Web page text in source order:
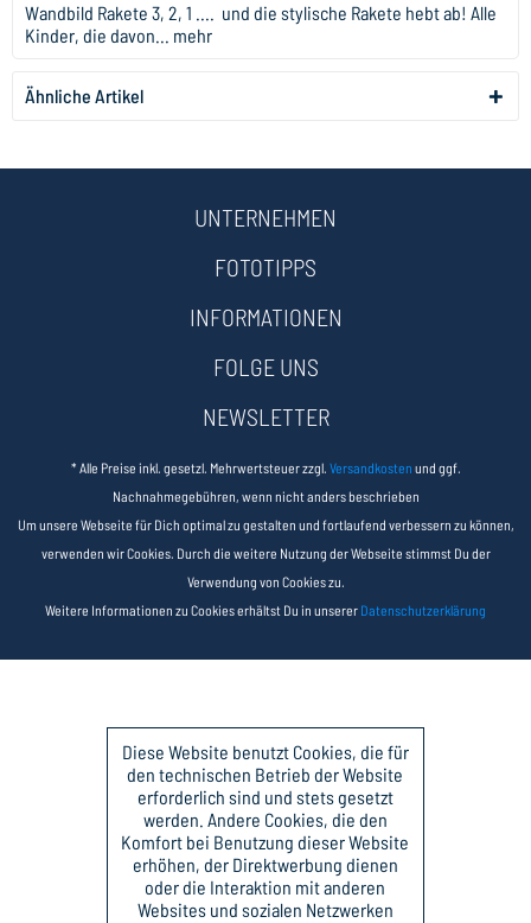
Wandbild Rakete 3, 2, 1 .... und die stylische Rakete hebt ab! Alle
Kinder, die davon... mehr
Ähnliche Artikel
UNTERNEHMEN
FOTOTIPPS
INFORMATIONEN
FOLGE UNS
NEWSLETTER
* Alle Preise inkl. gesetzl. Mehrwertsteuer zzgl. Versandkosten und ggf.
Nachnahmegebühren, wenn nicht anders beschrieben
Um unsere Webseite für Dich optimal zu gestalten und fortlaufend verbessern zu können,
verwenden wir Cookies. Durch die weitere Nutzung der Webseite stimmst Du der
Verwendung von Cookies zu.
Weitere Informationen zu Cookies erhältst Du in unserer Datenschutzerklärung
Diese Website benutzt Cookies, die für
den technischen Betrieb der Website
erforderlich sind und stets gesetzt
werden. Andere Cookies, die den
Komfort bei Benutzung dieser Website
erhöhen, der Direktwerbung dienen
oder die Interaktion mit anderen
Websites und sozialen Netzwerken